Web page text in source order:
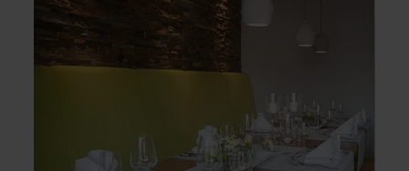
Weincafé-
Restaurant
Johannishof